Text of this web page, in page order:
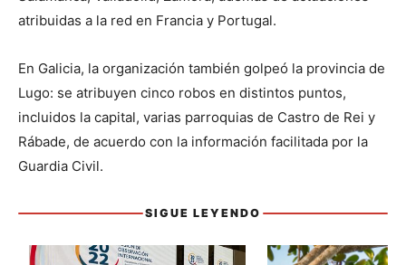
atribuidas a la red en Francia y Portugal.
En Galicia, la organización también golpeó la provincia de
Lugo: se atribuyen cinco robos en distintos puntos,
incluidos la capital, varias parroquias de Castro de Rei y
Rábade, de acuerdo con la información facilitada por la
Guardia Civil.
SIGUE LEYENDO
Sigue leyendo